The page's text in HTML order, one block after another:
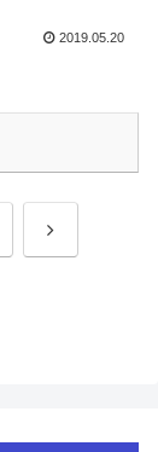
2019.05.20
次